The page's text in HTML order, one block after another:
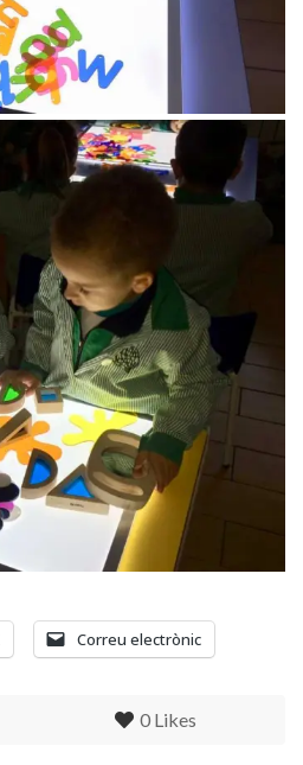
Correu electrònic
0 Likes